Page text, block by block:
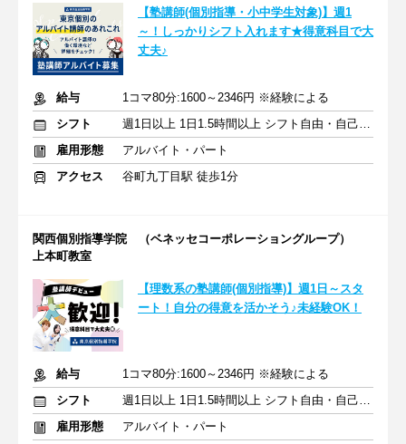
【塾講師(個別指導・小中学生対象)】週1
～！しっかりシフト入れます★得意科目で大
丈夫♪
給与
1コマ80分:1600～2346円 ※経験による
シフト
週1日以上 1日1.5時間以上 シフト自由・自己申告
雇用形態
アルバイト・パート
アクセス
谷町九丁目駅 徒歩1分
関西個別指導学院 （ベネッセコーポレーショングループ）
上本町教室
【理数系の塾講師(個別指導)】週1日～スタ
ート！自分の得意を活かそう♪未経験OK！
給与
1コマ80分:1600～2346円 ※経験による
シフト
週1日以上 1日1.5時間以上 シフト自由・自己申告
雇用形態
アルバイト・パート